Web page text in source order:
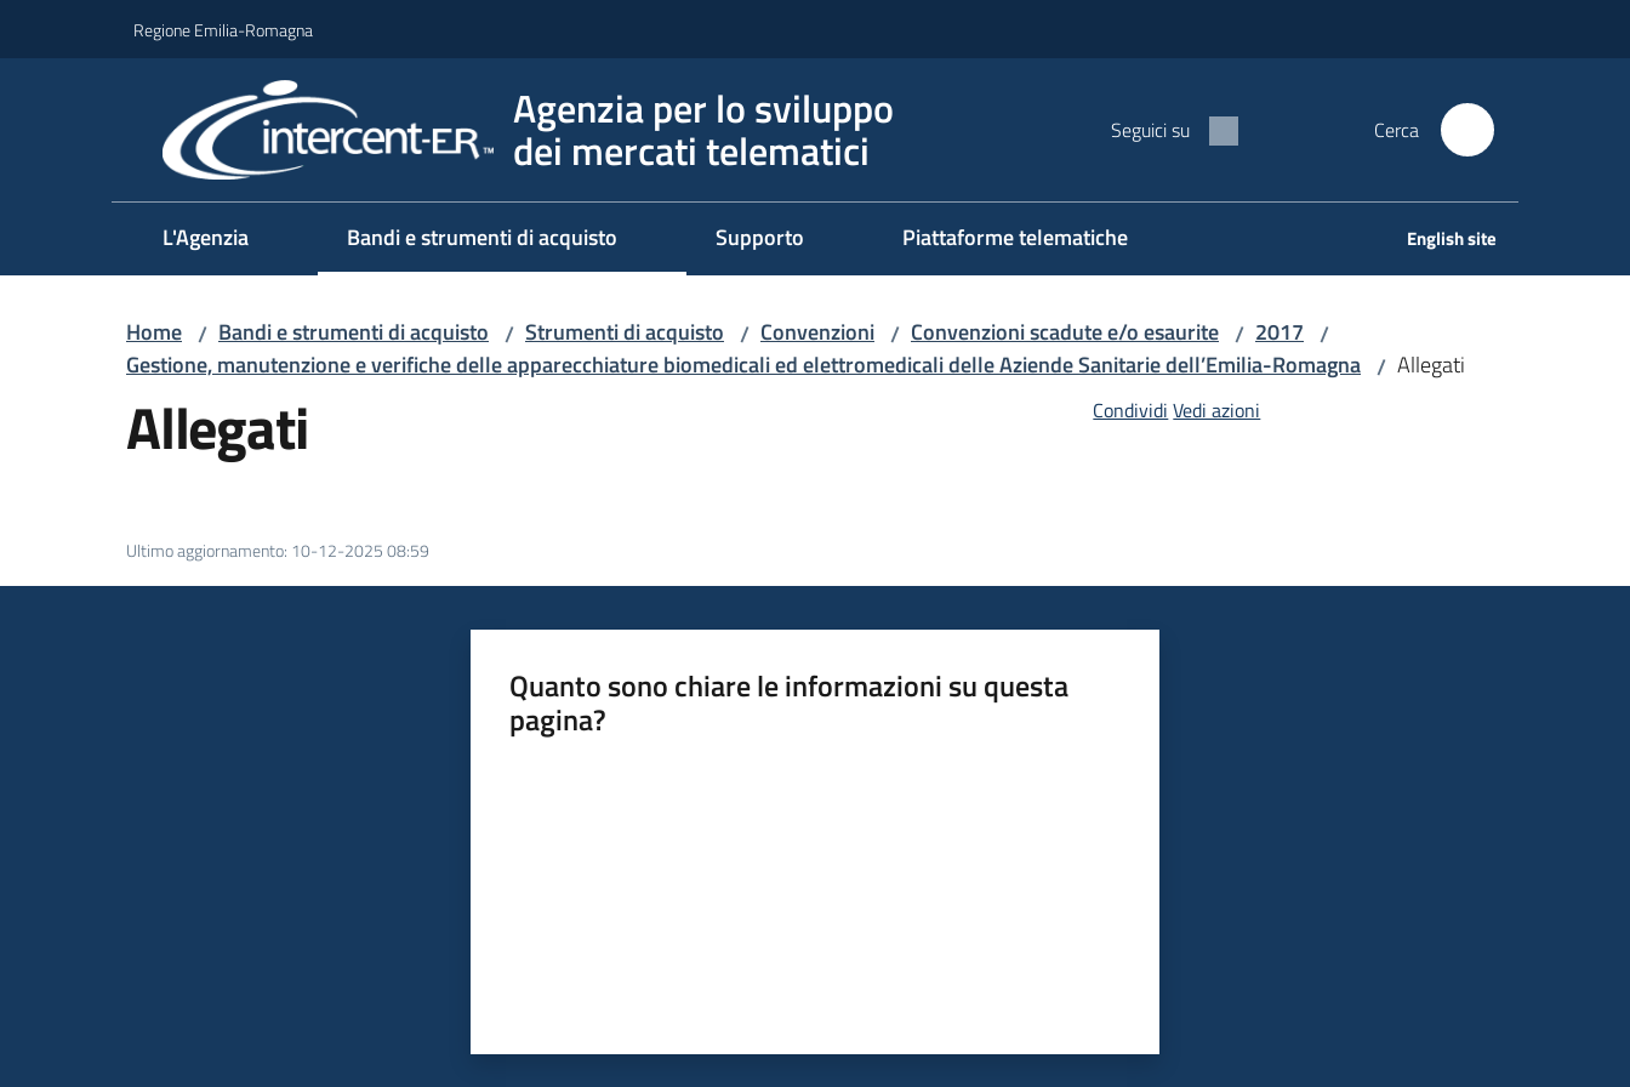
Regione Emilia-Romagna
Agenzia per lo sviluppo
dei mercati telematici Seguici su Cerca
L'Agenzia Bandi e strumenti di acquisto Supporto Piattaforme telematiche English site
Home / Bandi e strumenti di acquisto / Strumenti di acquisto / Convenzioni / Convenzioni scadute e/o esaurite / 2017 /
Gestione, manutenzione e verifiche delle apparecchiature biomedicali ed elettromedicali delle Aziende Sanitarie dell’Emilia-Romagna / Allegati
Allegati Condividi Vedi azioni
Ultimo aggiornamento: 10-12-2025 08:59
Quanto sono chiare le informazioni su questa
pagina?